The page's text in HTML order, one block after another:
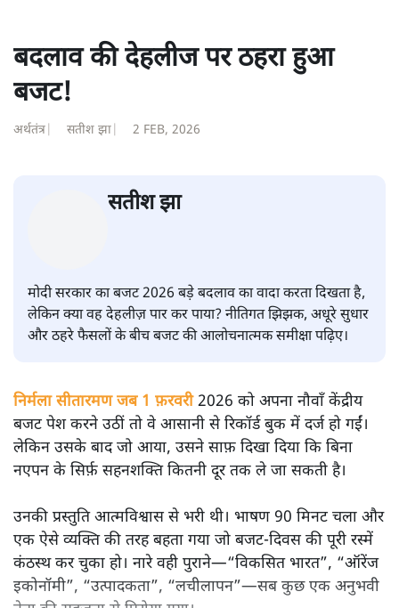
बदलाव की देहलीज पर ठहरा हुआ
बजट!
अर्थतंत्र सतीश झा 2 FEB, 2026
सतीश झा
मोदी सरकार का बजट 2026 बड़े बदलाव का वादा करता दिखता है,
और ठहरे फैसलों के बीच बजट की आलोचनात्मक समीक्षा पढ़िए।